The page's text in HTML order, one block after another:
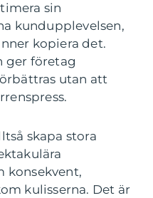
sin
kundupplevelsen,
kopiera det.
ger företag
utan att
skapa stora
konsekvent,
kulisserna. Det är